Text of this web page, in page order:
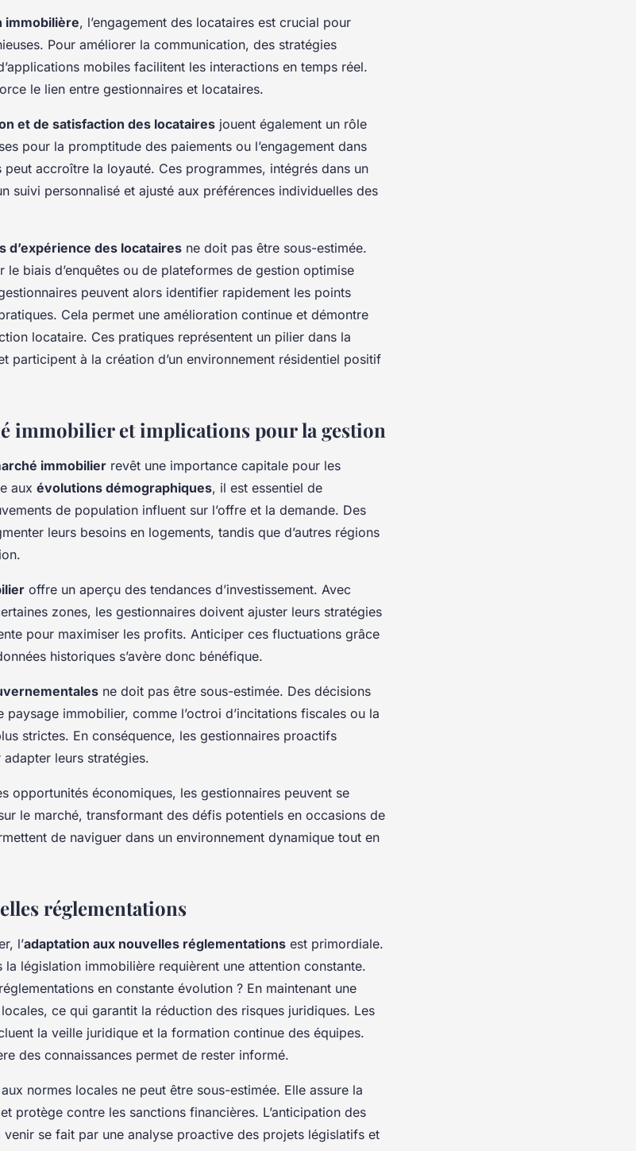
immobilière, l’engagement des locataires est crucial pour
Pour améliorer la communication, des stratégies
mobiles facilitent les interactions en temps réel.
le lien entre gestionnaires et locataires.
et de satisfaction des locataires jouent également un rôle
pour la promptitude des paiements ou l’engagement dans
accroître la loyauté. Ces programmes, intégrés dans un
suivi personnalisé et ajusté aux préférences individuelles des
d’expérience des locataires ne doit pas être sous-estimée.
le biais d’enquêtes ou de plateformes de gestion optimise
peuvent alors identifier rapidement les points
Cela permet une amélioration continue et démontre
locataire. Ces pratiques représentent un pilier dans la
participent à la création d’un environnement résidentiel positif
immobilier et implications pour la gestion
immobilier revêt une importance capitale pour les
aux évolutions démographiques, il est essentiel de
de population influent sur l’offre et la demande. Des
leurs besoins en logements, tandis que d’autres régions
offre un aperçu des tendances d’investissement. Avec
zones, les gestionnaires doivent ajuster leurs stratégies
pour maximiser les profits. Anticiper ces fluctuations grâce
historiques s’avère donc bénéfique.
ne doit pas être sous-estimée. Des décisions
immobilier, comme l’octroi d’incitations fiscales ou la
strictes. En conséquence, les gestionnaires proactifs
leurs stratégies.
opportunités économiques, les gestionnaires peuvent se
le marché, transformant des défis potentiels en occasions de
de naviguer dans un environnement dynamique tout en
réglementations
l’adaptation aux nouvelles réglementations est primordiale.
la législation immobilière requièrent une attention constante.
en constante évolution ? En maintenant une
ce qui garantit la réduction des risques juridiques. Les
la veille juridique et la formation continue des équipes.
des connaissances permet de rester informé.
normes locales ne peut être sous-estimée. Elle assure la
protège contre les sanctions financières. L’anticipation des
venir se fait par une analyse proactive des projets législatifs et